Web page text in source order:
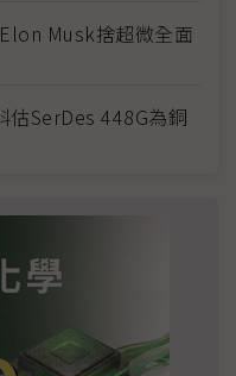
Musk捨超微全面
SerDes 448G為銅